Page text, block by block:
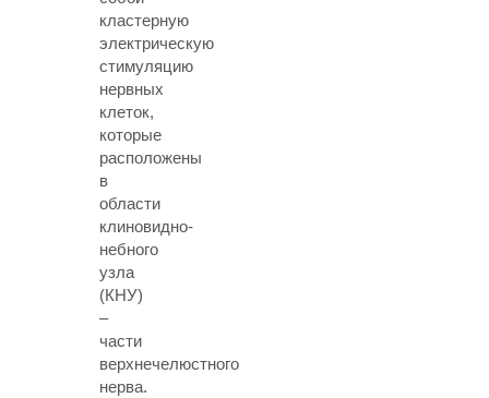
кластерную
электрическую
стимуляцию
нервных
клеток,
которые
расположены
в
области
клиновидно-
небного
узла
(КНУ)
–
части
верхнечелюстного
нерва.